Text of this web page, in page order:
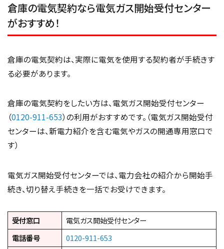
倉庫の電気契約なら電気ガス開始受付センター
がおすすめ！
倉庫の電気契約は、実際に電気を使用する契約者が手続きす
る必要があります。
倉庫の電気契約をしたい方は、電気ガス開始受付センター
（0120-911-653）の利用がおすすめです。（電気ガス開始受付
センターは、新電力紹介を含む電気やガスの開通専用窓口で
す）
電気ガス開始受付センターでは、電力会社の紹介から開始手
続き、切り替え手続きを一括でお受けできます。
受付窓口
電気ガス開始受付センター
電話番号
0120-911-653